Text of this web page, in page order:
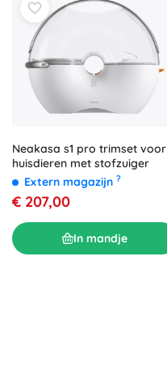
Neakasa s1 pro trimset voor
huisdieren met stofzuiger
Extern magazijn ?
€ 207,00
In mandje